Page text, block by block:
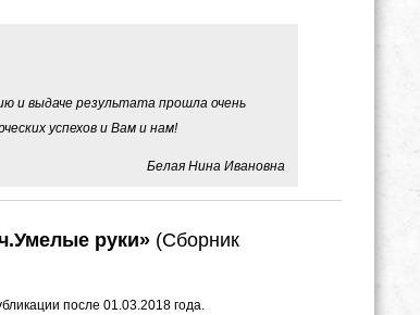
и выдаче результата прошла очень
успехов и Вам и нам!
Белая Нина Ивановна
руки» (Сборник
после 01.03.2018 года.